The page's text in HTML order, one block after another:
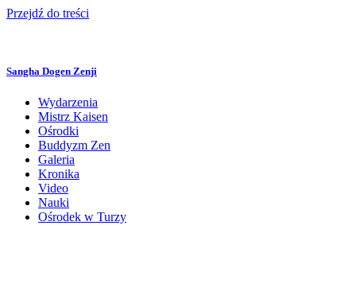
Przejdź do treści
Sangha Dogen Zenji
Wydarzenia
Mistrz Kaisen
Ośrodki
Buddyzm Zen
Galeria
Kronika
Video
Nauki
Ośrodek w Turzy